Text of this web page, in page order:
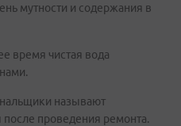
мутности и содержания в
время чистая вода
называют
проведения ремонта.